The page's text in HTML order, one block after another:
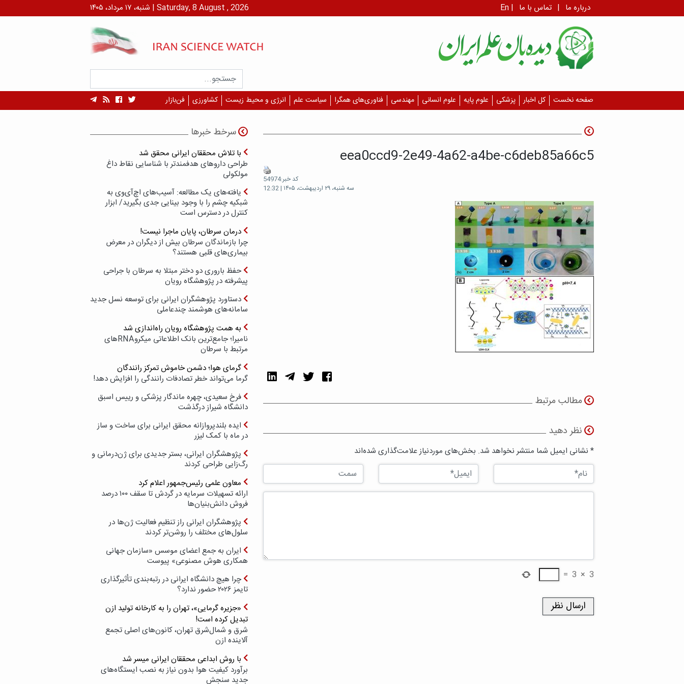
شنبه، ۱۷ مرداد، ۱۴۰۵ | Saturday, 8 August , 2026 En | درباره ما | تماس با ما
صفحه نخست کل اخبار پزشکی علوم پایه علوم انسانی مهندسی فناوری‌های همگرا سیاست علم انرژی و محیط زیست کشاورزی فن‌بازار
eea0ccd9-2e49-4a62-a4be-c6deb85a66c5
کد خبر:54974
سه شنبه، ۲۹ اردیبهشت، ۱۴۰۵ | 12:32
مطالب مرتبط
نظر دهید
* نشانی ایمیل شما منتشر نخواهد شد. بخش‌های موردنیاز علامت‌گذاری شده‌اند
3
×
3
=
سرخط خبرها
با تلاش محققان ایرانی محقق شد
طراحی داروهای هدفمندتر با شناسایی نقاط داغ
مولکولی
یافته‌های یک مطالعه: آسیب‌های اچ‌آی‌وی به
شبکیه چشم را با وجود بینایی جدی بگیرید/ ابزار
کنترل در دسترس است
درمان سرطان، پایان ماجرا نیست!
چرا بازماندگان سرطان بیش از دیگران در معرض
بیماری‌های قلبی هستند؟
حفظ باروری دو دختر مبتلا به سرطان با جراحی
پیشرفته در پژوهشگاه رویان
دستاورد پژوهشگران ایرانی برای توسعه نسل جدید
سامانه‌های هوشمند چندعاملی
به همت پژوهشگاه رویان راه‌اندازی شد
نامیرا؛ جامع‌ترین بانک اطلاعاتی میکروRNAهای
مرتبط با سرطان
گرمای هوا؛ دشمن خاموش تمرکز رانندگان
گرما می‌تواند خطر تصادفات رانندگی را افزایش دهد!
فرخ سعیدی، چهره ماندگار پزشکی و رییس اسبق
دانشگاه شیراز درگذشت
ایده بلندپروازانه محقق ایرانی برای ساخت و ساز
در ماه با کمک لیزر
پژوهشگران ایرانی، بستر جدیدی برای ژن‌درمانی و
رگ‌زایی طراحی کردند
معاون علمی رئیس‌جمهور اعلام کرد
ارائه تسهیلات سرمایه در گردش تا سقف ۱۰۰ درصد
فروش دانش‌بنیان‌ها
پژوهشگران ایرانی راز تنظیم فعالیت ژن‌ها در
سلول‌های مختلف را روشن‌تر کردند
ایران به جمع اعضای موسس «سازمان جهانی
همکاری هوش مصنوعی» پیوست
چرا هیچ دانشگاه ایرانی در رتبه‌بندی تأثیرگذاری
تایمز ۲۰۲۶ حضور ندارد؟
«جزیره گرمایی»، تهران را به کارخانه تولید ازن
تبدیل کرده است!
شرق و شمال‌شرق تهران، کانون‌های اصلی تجمع
آلاینده ازن
با روش ابداعی محققان ایرانی میسر شد
برآورد کیفیت هوا بدون نیاز به نصب ایستگاه‌های
جدید سنجش